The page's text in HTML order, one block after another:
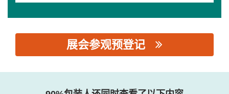
展会参观预登记